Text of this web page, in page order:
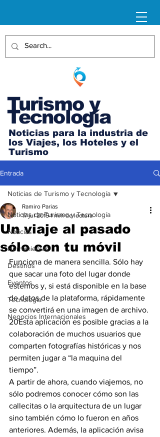
Turismo y
Tecnología
Noticias para la industria de
los Viajes, los Hoteles y el
Turismo
Entrada
Noticias de Turismo y Tecnología
Noticias
Herramientas
Destinos
Eventos
Tecnología
Negocios Internacionales
Noticias de Turismo y Tecnología
Un viaje al pasado
sólo con tu móvil
Ramiro Parias
17 jul 2015 1 min de lectura
Funciona de manera sencilla. Sólo hay
que sacar una foto del lugar donde
estemos y, si está disponible en la base
de datos de la plataforma, rápidamente
se convertirá en una imagen de archivo.
20Esta aplicación es posible gracias a la
colaboración de muchos usuarios que
comparten fotografías históricas y nos
permiten jugar a “la maquina del
tiempo”.
A partir de ahora, cuando viajemos, no
sólo podremos conocer cómo son las
callecitas o la arquitectura de un lugar
sino también cómo lo fueron en años
anteriores. Además, la aplicación avisa